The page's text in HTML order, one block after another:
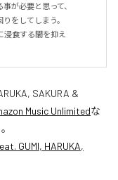
が必要と思って、
をしてしまう。
浸食する闇を抑え
SAKURA &
Music Unlimitedな
GUMI, HARUKA,